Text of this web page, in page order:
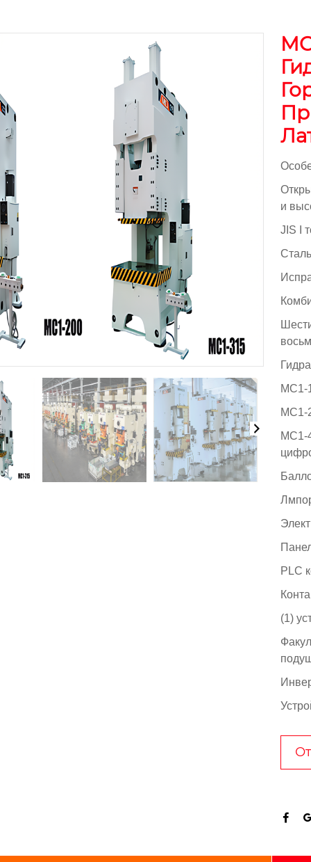
и
JIS I
MC1-
MC1-
PLC
(1)
